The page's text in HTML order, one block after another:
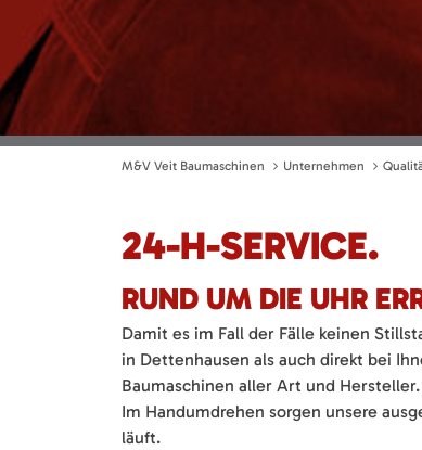
M&V Veit Baumaschinen Unternehmen
24-H-SERVICE.
RUND UM DIE UHR
Damit es im Fall der Fälle keinen
in Dettenhausen als auch direkt bei
Baumaschinen aller Art und Hersteller.
Im Handumdrehen sorgen unsere
läuft.